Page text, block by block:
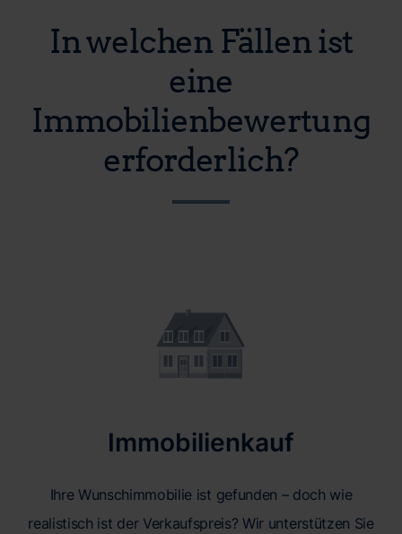
In welchen Fällen ist
eine
Immobilienbewertung
erforderlich?
Immobilienkauf
Ihre Wunschimmobilie ist gefunden – doch wie
realistisch ist der Verkaufspreis? Wir unterstützen Sie